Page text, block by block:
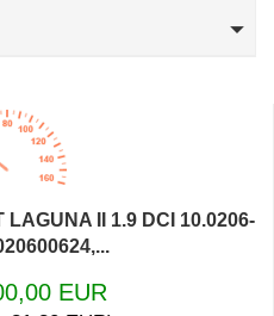
II 1.9 DCI 10.0206-
EUR